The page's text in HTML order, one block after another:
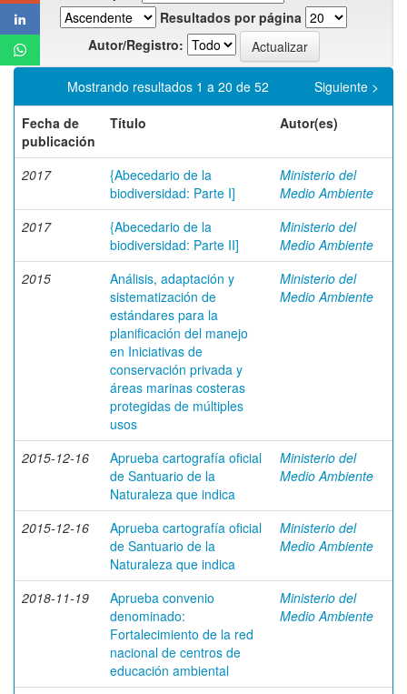
Resultados por página
Autor/Registro:
Mostrando resultados 1 a 20 de 52
Siguiente >
Fecha de
publicación
Título Autor(es)
2017
{Abecedario de la
biodiversidad: Parte I]
Ministerio del
Medio Ambiente
2017
{Abecedario de la
biodiversidad: Parte II]
Ministerio del
Medio Ambiente
2015
Análisis, adaptación y
sistematización de
estándares para la
planificación del manejo
en Iniciativas de
conservación privada y
áreas marinas costeras
protegidas de múltiples
usos
Ministerio del
Medio Ambiente
2015-12-16
Aprueba cartografía oficial
de Santuario de la
Naturaleza que indica
Ministerio del
Medio Ambiente
2015-12-16
Aprueba cartografía oficial
de Santuario de la
Naturaleza que indica
Ministerio del
Medio Ambiente
2018-11-19
Aprueba convenio
denominado:
Fortalecimiento de la red
nacional de centros de
educación ambiental
Ministerio del
Medio Ambiente